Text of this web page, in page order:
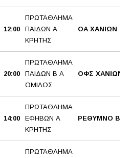
12:00
ΠΡΩΤΑΘΛΗΜΑ
ΠΑΙΔΩΝ Α
ΚΡΗΤΗΣ
ΟΑ ΧΑΝΙΩΝ
20:00
ΠΡΩΤΑΘΛΗΜΑ
ΠΑΙΔΩΝ Β Α
ΟΜΙΛΟΣ
ΟΦΣ ΧΑΝΙΩΝ
14:00
ΠΡΩΤΑΘΛΗΜΑ
ΕΦΗΒΩΝ Α
ΚΡΗΤΗΣ
ΡΕΘΥΜΝΟ BC
ΠΡΩΤΑΘΛΗΜΑ